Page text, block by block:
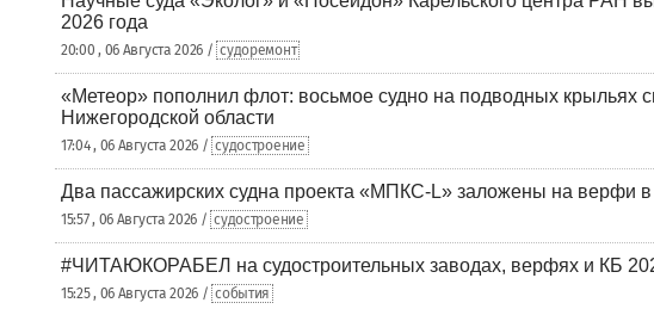
2026 года
20:00 , 06 Августа 2026 / судоремонт
«Метеор» пополнил флот: восьмое судно на подводных крыльях
Нижегородской области
17:04 , 06 Августа 2026 / судостроение
Два пассажирских судна проекта «МПКС-L» заложены на верфи
15:57 , 06 Августа 2026 / судостроение
#ЧИТАЮКОРАБЕЛ на судостроительных заводах, верфях и КБ
15:25 , 06 Августа 2026 / события